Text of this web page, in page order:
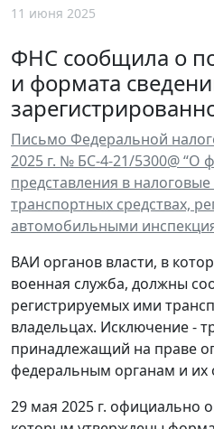
11 июня 2025
ФНС сообщила о
и формата
Письмо Федеральной
2025 г. № БС-4-21/5300@ “О
представления в
транспортных средствах,
автомобильными
ВАИ органов власти, в
военная служба, должны
регистрируемых ими
владельцах. Исключение -
принадлежащий на праве
федеральным органам и их
29 мая 2025 г. официально